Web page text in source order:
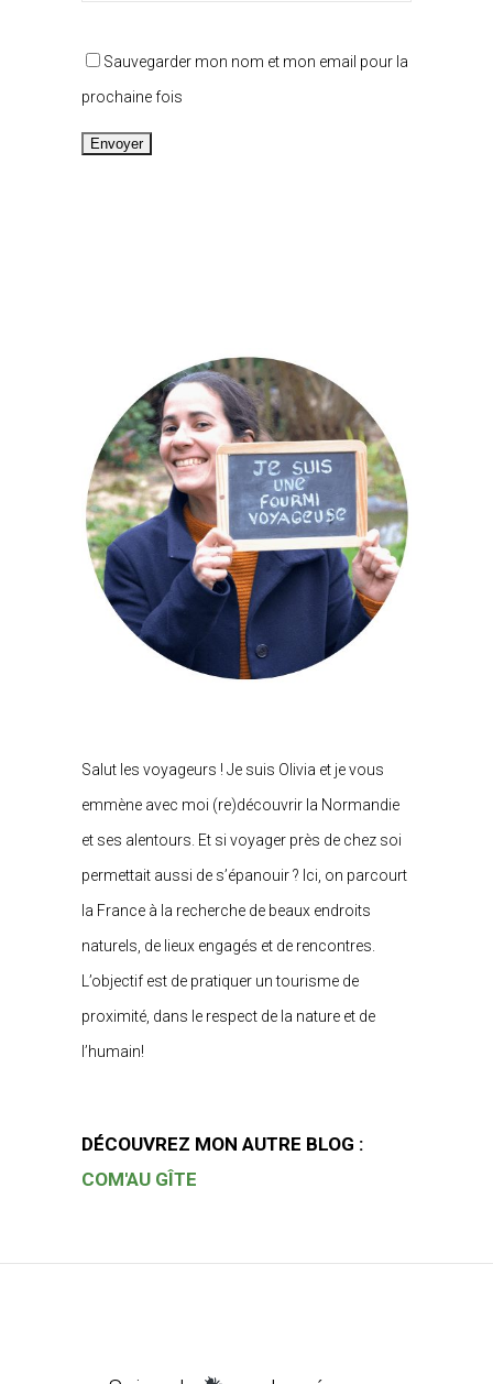
Sauvegarder mon nom et mon email pour la
prochaine fois
Salut les voyageurs ! Je suis Olivia et je vous
emmène avec moi (re)découvrir la Normandie
et ses alentours. Et si voyager près de chez soi
permettait aussi de s’épanouir ? Ici, on parcourt
la France à la recherche de beaux endroits
naturels, de lieux engagés et de rencontres.
L’objectif est de pratiquer un tourisme de
proximité, dans le respect de la nature et de
l’humain!
DÉCOUVREZ MON AUTRE BLOG :
COM'AU GÎTE